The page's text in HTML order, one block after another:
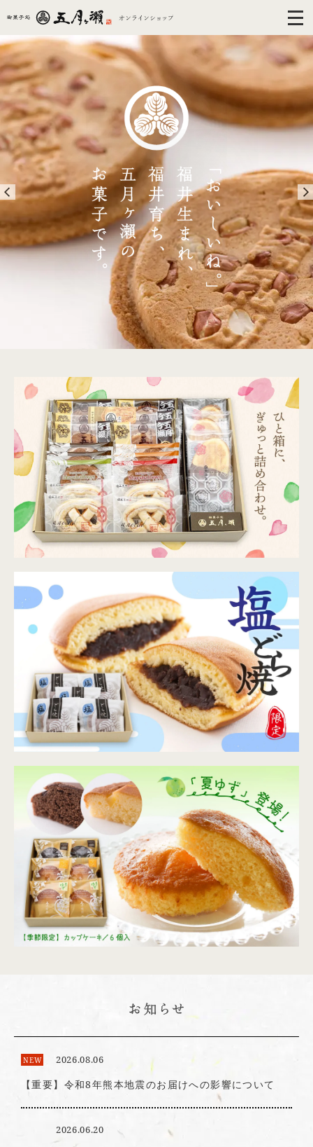
NEW 2026.08.06
【重要】令和8年熊本地震のお届けへの影響について
2026.06.20